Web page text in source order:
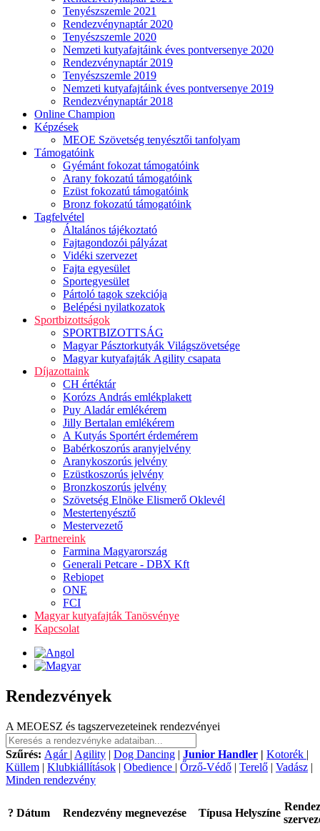
Tenyészszemle 2021
Rendezvénynaptár 2020
Tenyészszemle 2020
Nemzeti kutyafajtáink éves pontversenye 2020
Rendezvénynaptár 2019
Tenyészszemle 2019
Nemzeti kutyafajtáink éves pontversenye 2019
Rendezvénynaptár 2018
Online Champion
Képzések
MEOE Szövetség tenyésztői tanfolyam
Támogatóink
Gyémánt fokozat támogatóink
Arany fokozatú támogatóink
Ezüst fokozatú támogatóink
Bronz fokozatú támogatóink
Tagfelvétel
Általános tájékoztató
Fajtagondozói pályázat
Vidéki szervezet
Fajta egyesület
Sportegyesület
Pártoló tagok szekciója
Belépési nyilatkozatok
Sportbizottságok
SPORTBIZOTTSÁG
Magyar Pásztorkutyák Világszövetsége
Magyar kutyafajták Agility csapata
Díjazottaink
CH értéktár
Korózs András emlékplakett
Puy Aladár emlékérem
Jilly Bertalan emlékérem
A Kutyás Sportért érdemérem
Babérkoszorús aranyjelvény
Aranykoszorús jelvény
Ezüstkoszorús jelvény
Bronzkoszorús jelvény
Szövetség Elnöke Elismerő Oklevél
Mestertenyésztő
Mestervezető
Partnereink
Farmina Magyarország
Generali Petcare - DBX Kft
Rebiopet
ONE
FCI
Magyar kutyafajták Tanösvénye
Kapcsolat
Rendezvények
A MEOESZ és tagszervezeteinek rendezvényei
Szűrés: Agár | Agility | Dog Dancing | Junior Handler | Kotorék |
Küllem | Klubkiállítások | Obedience | Őrző-Védő | Terelő | Vadász |
Minden rendezvény
? Dátum Rendezvény megnevezése Típusa Helyszíne